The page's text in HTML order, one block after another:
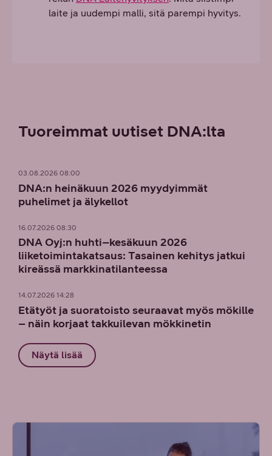
laite ja uudempi malli, sitä parempi hyvitys.
Tuoreimmat uutiset DNA:lta
03.08.2026 08:00
DNA:n heinäkuun 2026 myydyimmät
puhelimet ja älykellot
16.07.2026 08:30
DNA Oyj:n huhti–kesäkuun 2026
liiketoimintakatsaus: Tasainen kehitys jatkui
kireässä markkinatilanteessa
14.07.2026 14:28
Etätyöt ja suoratoisto seuraavat myös mökille
– näin korjaat takkuilevan mökkinetin
Näytä lisää